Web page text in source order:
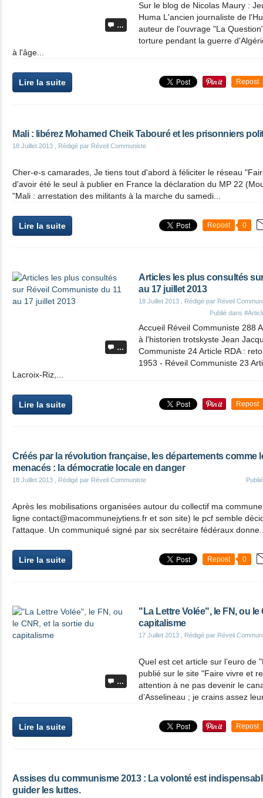
…
Sur le blog de Nicolas Maury :
Huma L'ancien journaliste de
auteur de l'ouvrage "La
torture pendant la guerre
à l'âge...
Lire la suite Repost
Mali : libérez Mohamed Cheik Tabouré et les prisonniers
18 Juillet 2013 , Rédigé par Réveil Communiste
Cher-e-s camarades, Je tiens tout d'abord à féliciter le réseau
d'avoir été le seul à publier en France la déclaration du MP 22
"Mali : arrestation des militants à la marche du samedi...
Lire la suite Repost 0
…
Articles les plus consultés
au 17 juillet 2013
18 Juillet 2013 , Rédigé par Réveil
Publié dans
Accueil Réveil Communiste 288
à l'historien trotskyste Jean
Communiste 24 Article RDA :
1953 - Réveil Communiste 23
Lacroix-Riz,...
Lire la suite Repost
Créés par la révolution française, les départements comme
menacés : la démocratie locale en danger
18 Juillet 2013 , Rédigé par Réveil Communiste
Après les mobilisations organisées autour du collectif ma
ligne contact@macommunejytiens.fr et son site) le pcf semble
l'attaque. Un communiqué signé par six secrétaire fédéraux
Lire la suite Repost 0
…
"La Lettre Volée", le FN, ou le
capitalisme
17 Juillet 2013 , Rédigé par Réveil
Quel est cet article sur l’euro de
publié sur le site "Faire vivre et
attention à ne pas devenir le
d’Asselineau ; je crains assez
Lire la suite Repost
Assises du communisme 2013 : La volonté est
guider les luttes.